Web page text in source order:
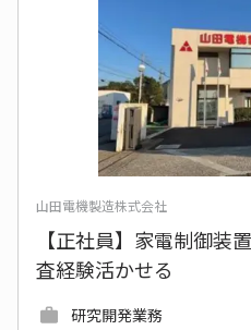
山田電機製造株式会社
【正社員】家電制御
査経験活かせる
研究開発業務